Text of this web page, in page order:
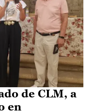
de CLM, a
en